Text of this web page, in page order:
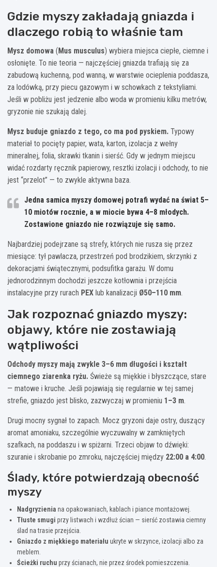
Gdzie myszy zakładają gniazda i
dlaczego robią to właśnie tam
Mysz domowa (Mus musculus) wybiera miejsca ciepłe, ciemne i
osłonięte. To nie teoria — najczęściej gniazda trafiają się za
zabudową kuchenną, pod wanną, w warstwie ocieplenia poddasza,
za lodówką, przy piecu gazowym i w schowkach z tekstyliami.
Jeśli w pobliżu jest jedzenie albo woda w promieniu kilku metrów,
gryzonie nie szukają dalej.
Mysz buduje gniazdo z tego, co ma pod pyskiem. Typowy
materiał to pocięty papier, wata, karton, izolacja z wełny
mineralnej, folia, skrawki tkanin i sierść. Gdy w jednym miejscu
widać rozdarty ręcznik papierowy, resztki izolacji i odchody, to nie
jest “przelot” — to zwykle aktywna baza.
Jedna samica myszy domowej potrafi wydać na świat 5–
10 miotów rocznie, a w miocie bywa 4–8 młodych.
Zostawione gniazdo nie rozwiązuje się samo.
Najbardziej podejrzane są strefy, których nie rusza się przez
miesiące: tył pawlacza, przestrzeń pod brodzikiem, skrzynki z
dekoracjami świątecznymi, podsufitka garażu. W domu
jednorodzinnym dochodzi jeszcze kotłownia i przejścia
instalacyjne przy rurach PEX lub kanalizacji Ø50–110 mm.
Jak rozpoznać gniazdo myszy:
objawy, które nie zostawiają
wątpliwości
Odchody myszy mają zwykle 3–6 mm długości i kształt
ciemnego ziarenka ryżu. Świeże są miękkie i błyszczące, stare
— matowe i kruche. Jeśli pojawiają się regularnie w tej samej
strefie, gniazdo jest blisko, zazwyczaj w promieniu 1–3 m.
Drugi mocny sygnał to zapach. Mocz gryzoni daje ostry, duszący
aromat amoniaku, szczególnie wyczuwalny w zamkniętych
szafkach, na poddaszu i w spiżarni. Trzeci objaw to dźwięki:
szuranie i skrobanie po zmroku, najczęściej między 22:00 a 4:00.
Ślady, które potwierdzają obecność
myszy
Nadgryzienia na opakowaniach, kablach i piance montażowej.
Tłuste smugi przy listwach i wzdłuż ścian — sierść zostawia ciemny
ślad na trasie przejścia.
Gniazdo z miękkiego materiału ukryte w skrzynce, izolacji albo za
meblem.
Ścieżki ruchu przy ścianach, nie przez środek pomieszczenia.